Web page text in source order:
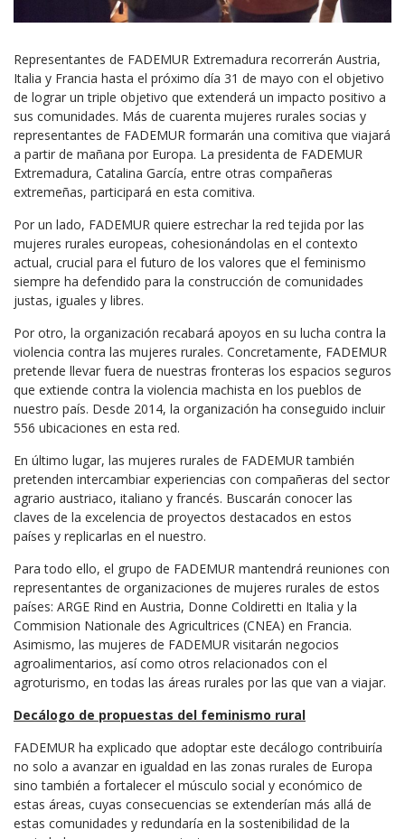
Representantes de FADEMUR Extremadura recorrerán Austria,
Italia y Francia hasta el próximo día 31 de mayo con el objetivo
de lograr un triple objetivo que extenderá un impacto positivo a
sus comunidades. Más de cuarenta mujeres rurales socias y
representantes de FADEMUR formarán una comitiva que viajará
a partir de mañana por Europa. La presidenta de FADEMUR
Extremadura, Catalina García, entre otras compañeras
extremeñas, participará en esta comitiva.
Por un lado, FADEMUR quiere estrechar la red tejida por las
mujeres rurales europeas, cohesionándolas en el contexto
actual, crucial para el futuro de los valores que el feminismo
siempre ha defendido para la construcción de comunidades
justas, iguales y libres.
Por otro, la organización recabará apoyos en su lucha contra la
violencia contra las mujeres rurales. Concretamente, FADEMUR
pretende llevar fuera de nuestras fronteras los espacios seguros
que extiende contra la violencia machista en los pueblos de
nuestro país. Desde 2014, la organización ha conseguido incluir
556 ubicaciones en esta red.
En último lugar, las mujeres rurales de FADEMUR también
pretenden intercambiar experiencias con compañeras del sector
agrario austriaco, italiano y francés. Buscarán conocer las
claves de la excelencia de proyectos destacados en estos
países y replicarlas en el nuestro.
Para todo ello, el grupo de FADEMUR mantendrá reuniones con
representantes de organizaciones de mujeres rurales de estos
países: ARGE Rind en Austria, Donne Coldiretti en Italia y la
Commision Nationale des Agricultrices (CNEA) en Francia.
Asimismo, las mujeres de FADEMUR visitarán negocios
agroalimentarios, así como otros relacionados con el
agroturismo, en todas las áreas rurales por las que van a viajar.
Decálogo de propuestas del feminismo rural
FADEMUR ha explicado que adoptar este decálogo contribuiría
no solo a avanzar en igualdad en las zonas rurales de Europa
sino también a fortalecer el músculo social y económico de
estas áreas, cuyas consecuencias se extenderían más allá de
estas comunidades y redundaría en la sostenibilidad de la